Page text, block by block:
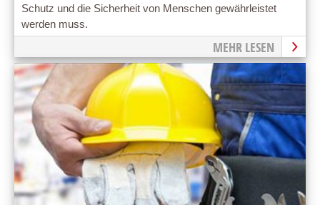
Schutz und die Sicherheit von Menschen gewährleistet
werden muss.
MEHR LESEN